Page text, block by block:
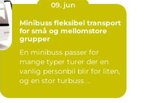
09. jun
Minibuss fleksibel transport
for små og mellomstore
grupper
En minibuss passer for
mange typer turer der en
vanlig personbil blir for liten,
og en stor turbuss ...